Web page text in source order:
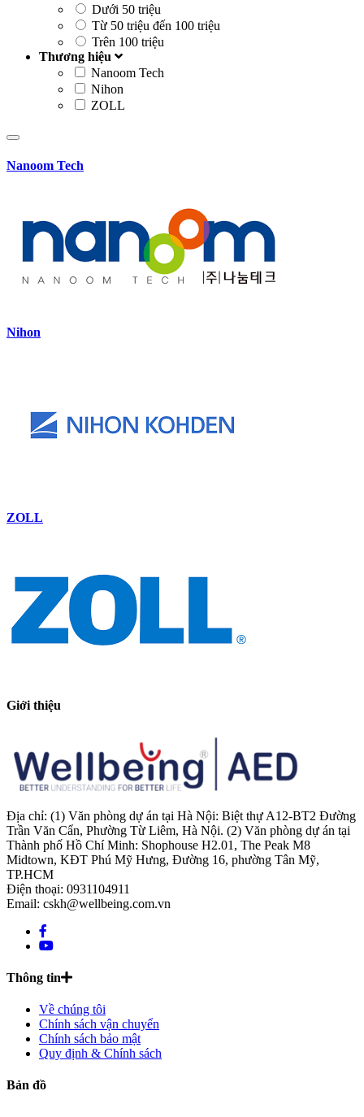
Dưới 50 triệu
Từ 50 triệu đến 100 triệu
Trên 100 triệu
Thương hiệu
Nanoom Tech
Nihon
ZOLL
Nanoom Tech
Nihon
ZOLL
Giới thiệu
Địa chỉ: (1) Văn phòng dự án tại Hà Nội: Biệt thự A12-BT2 Đường
Trần Văn Cẩn, Phường Từ Liêm, Hà Nội. (2) Văn phòng dự án tại
Thành phố Hồ Chí Minh: Shophouse H2.01, The Peak M8
Midtown, KĐT Phú Mỹ Hưng, Đường 16, phường Tân Mỹ,
TP.HCM
Điện thoại: 0931104911
Email: cskh@wellbeing.com.vn
Thông tin
Về chúng tôi
Chính sách vận chuyển
Chính sách bảo mật
Quy định & Chính sách
Bản đồ